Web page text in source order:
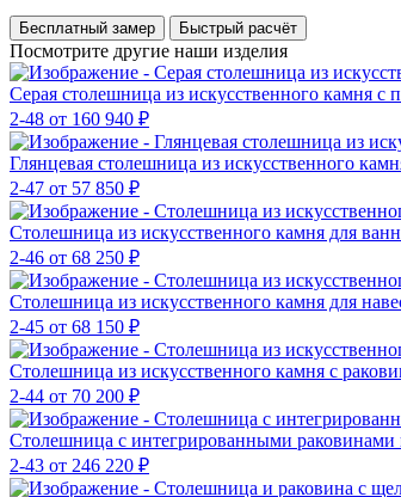
Бесплатный замер Быстрый расчёт
Посмотрите другие наши изделия
Серая столешница из искусственного камня с
2-48 от 160 940 ₽
Глянцевая столешница из искусственного
2-47 от 57 850 ₽
Столешница из искусственного камня для
2-46 от 68 250 ₽
Столешница из искусственного камня для
2-45 от 68 150 ₽
Столешница из искусственного камня с
2-44 от 70 200 ₽
Столешница с интегрированными раковинами
2-43 от 246 220 ₽